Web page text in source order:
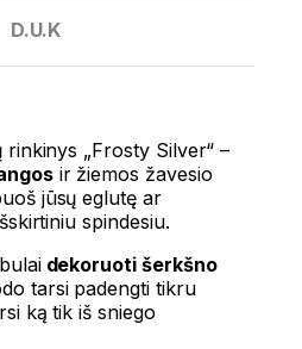
D.U.K
rinkinys „Frosty Silver“ –
ir žiemos žavesio
jūsų eglutę ar
spindesiu.
dekoruoti šerkšno
tarsi padengti tikru
ką tik iš sniego